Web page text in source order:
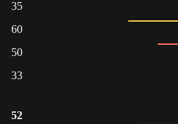
35
60
50
33
52